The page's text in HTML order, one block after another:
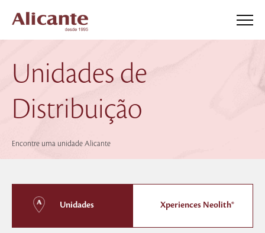
Unidades de
Distribuição
Encontre uma unidade Alicante
Unidades Xperiences Neolith®